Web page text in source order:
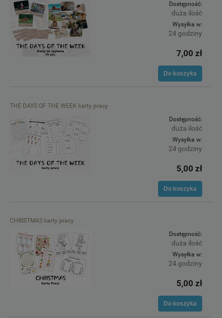
Dostępność:
duża ilość
Wysyłka w:
24 godziny
7,00 zł
Do koszyka
THE DAYS OF THE WEEK karty pracy
Dostępność:
duża ilość
Wysyłka w:
24 godziny
5,00 zł
Do koszyka
CHRISTMAS karty pracy
Dostępność:
duża ilość
Wysyłka w:
24 godziny
5,00 zł
Do koszyka